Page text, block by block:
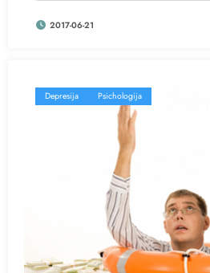
2017-06-21
Depresija Psichologija